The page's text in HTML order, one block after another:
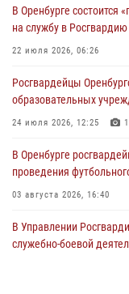
Росгвардейцы
образовательных
24 июля 2026, 12:25
При силовой
проведён рейд по
23 июля 2026, 10:47
В Оренбурге состоится
на службу в
22 июля 2026, 06:26
Росгвардейцы
образовательных
24 июля 2026, 12:25 1
В Оренбурге
проведения
03 августа 2026, 16:40
В Управлении
служебно-боевой